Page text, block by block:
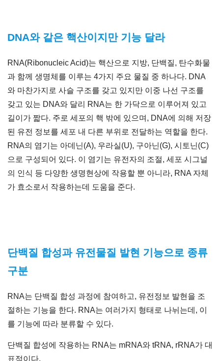
DNA와 같은 핵산이지만 기능 달라
RNA(Ribonucleic Acid)는 핵산으로 지방, 단백질, 탄수화물
과 함께 생명체를 이루는 4가지 주요 물질 중 하나다. DNA
와 마찬가지로 사슬 구조를 갖고 있지만 이중 나선 구조를
갖고 있는 DNA와 달리 RNA는 한 가닥으로 이루어져 있고
길이가 짧다. 주로 세포의 핵 밖에 있으며, DNA에 의해 저장
된 유전 정보를 세포 내 다른 부위로 전달하는 역할을 한다.
RNA의 염기는 아데닌(A), 우라실(U), 구아닌(G), 시토닌(C)
으로 구성되어 있다. 이 염기는 유전자의 조절, 세포 시그널
의 인식 등 다양한 생명현상에 작용할 뿐 아니라, RNA 자체
가 효소로서 작용하는데 도움을 준다.
단백질 합성과 유전물질 발현 기능으로 종류
구분
RNA는 단백질 합성 과정에 참여하고, 유전정보 발현을 조
절하는 기능을 한다. RNA는 여러가지 형태로 나뉘는데, 이
를 기능에 따라 분류할 수 있다.
단백질 합성에 작용하는 RNA는 mRNA와 tRNA, rRNA가 대
표적이다.